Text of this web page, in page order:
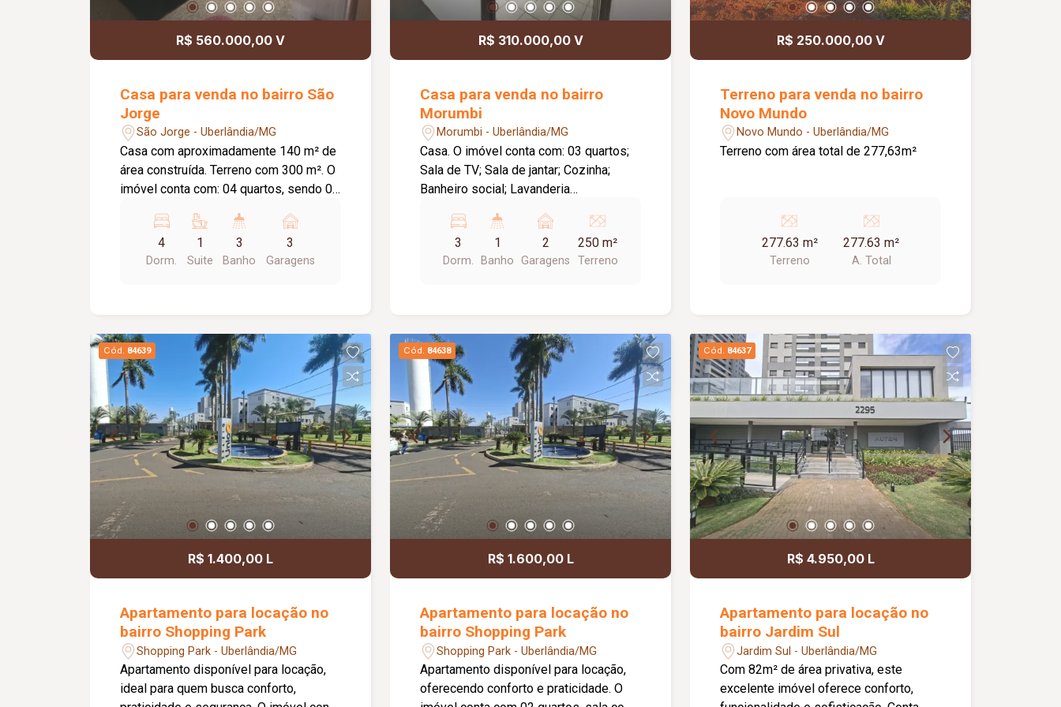
oportunidade de locação!
R$ 560.000,00 V
Casa para venda no bairro São
Jorge
São Jorge - Uberlândia/MG
Casa com aproximadamente 140 m² de
área construída. Terreno com 300 m². O
imóvel conta com: 04 quartos, sendo 01
Cozinha; Lavanderia independente;
Varanda gourmet ampla com banheiro
externo; Canil; Quintal amplo; 03 a 04
Quintal com excelente potencial para
ampliação ou instalação de piscina;
Excelente opção para quem busca
espaço, qualidade de vida e
funcionalidade.
4
Dorm.
1
Suite
3
Banho
3
Garagens
R$ 310.000,00 V
Casa para venda no bairro
Morumbi
Morumbi - Uberlândia/MG
Casa. O imóvel conta com: 03 quartos;
Sala de TV; Sala de jantar; Cozinha;
Banheiro social; Lavanderia
cobertas; Diferenciais: Ampla área nos
fundos, ideal para construção de área
gourmet, piscina, ampliação do imóvel
ou investir.
3
Dorm.
1
Banho
2
Garagens
250 m²
Terreno
R$ 250.000,00 V
Terreno para venda no bairro
Novo Mundo
Novo Mundo - Uberlândia/MG
Terreno com área total de 277,63m²
277.63 m²
Terreno
277.63 m²
A. Total
Cód. 84639
R$ 1.400,00 L
Apartamento para locação no
bairro Shopping Park
Shopping Park - Uberlândia/MG
Apartamento disponível para locação,
ideal para quem busca conforto,
Cód. 84638
R$ 1.600,00 L
Apartamento para locação no
bairro Shopping Park
Shopping Park - Uberlândia/MG
Apartamento disponível para locação,
oferecendo conforto e praticidade. O
Cód. 84637
R$ 4.950,00 L
Apartamento para locação no
bairro Jardim Sul
Jardim Sul - Uberlândia/MG
Com 82m² de área privativa, este
excelente imóvel oferece conforto,